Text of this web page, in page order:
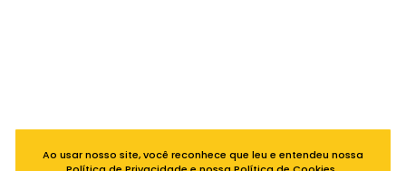
Ao usar nosso site, você reconhece que leu e entendeu nossa